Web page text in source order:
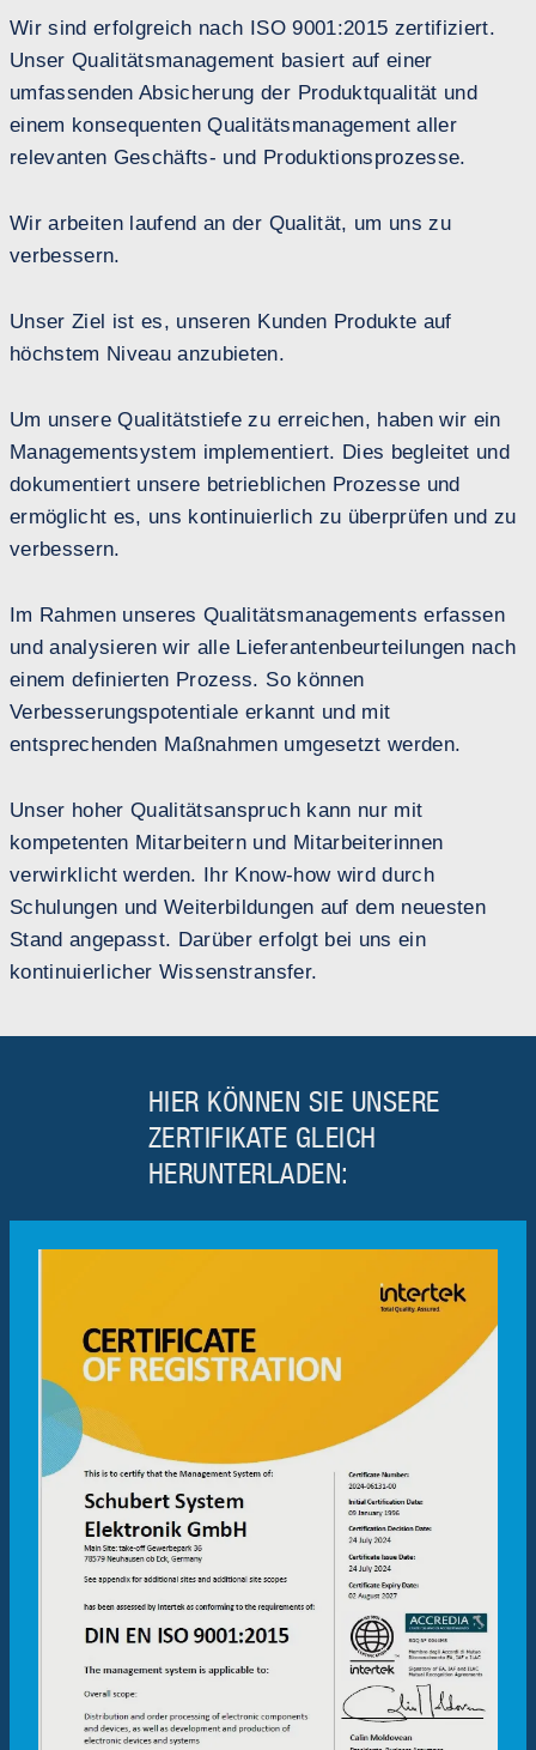
Wir sind erfolgreich nach ISO 9001:2015 zertifiziert.
Unser Qualitätsmanagement basiert auf einer
umfassenden Absicherung der Produktqualität und
einem konsequenten Qualitätsmanagement aller
relevanten Geschäfts- und Produktionsprozesse.
Wir arbeiten laufend an der Qualität, um uns zu
verbessern.
Unser Ziel ist es, unseren Kunden Produkte auf
höchstem Niveau anzubieten.
Um unsere Qualitätstiefe zu erreichen, haben wir ein
Managementsystem implementiert. Dies begleitet und
dokumentiert unsere betrieblichen Prozesse und
ermöglicht es, uns kontinuierlich zu überprüfen und zu
verbessern.
Im Rahmen unseres Qualitätsmanagements erfassen
und analysieren wir alle Lieferantenbeurteilungen nach
einem definierten Prozess. So können
Verbesserungspotentiale erkannt und mit
entsprechenden Maßnahmen umgesetzt werden.
Unser hoher Qualitätsanspruch kann nur mit
kompetenten Mitarbeitern und Mitarbeiterinnen
verwirklicht werden. Ihr Know-how wird durch
Schulungen und Weiterbildungen auf dem neuesten
Stand angepasst. Darüber erfolgt bei uns ein
kontinuierlicher Wissenstransfer.
HIER KÖNNEN SIE UNSERE
ZERTIFIKATE GLEICH
HERUNTERLADEN: